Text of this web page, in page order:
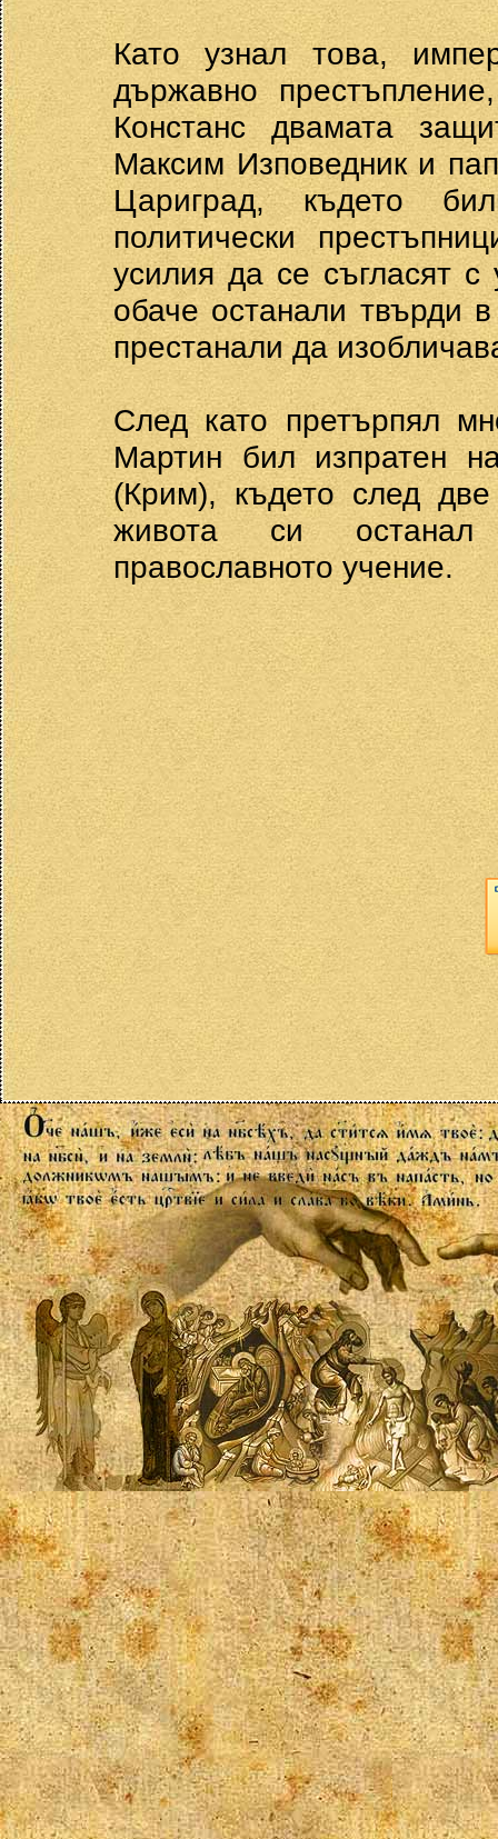
Като узнал това,
държавно
Констанс двамата
Максим Изповедник и
Цариград, където
политически
усилия да се съгласят
обаче останали твърди
престанали да
След като претърпял
Мартин бил изпратен
(Крим), където след
живота си останал
православното учение.